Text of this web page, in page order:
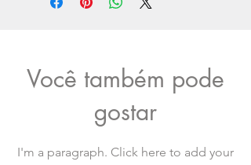
Capacidade Total: 8L.
Você também pode
gostar
I'm a paragraph. Click here to add your